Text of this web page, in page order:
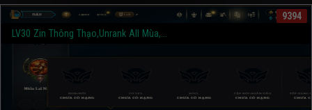
LV30 Zin Thông Thạo,Unrank All Mùa,...
9394